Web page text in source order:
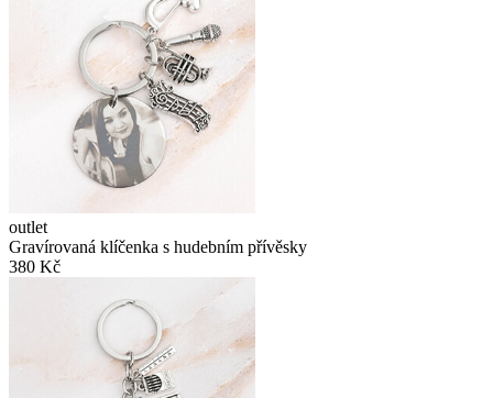
outlet
Gravírovaná klíčenka s hudebním přívěsky
380 Kč